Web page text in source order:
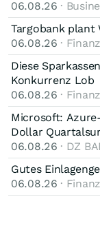
06.08.26 ·
Targobank plant
06.08.26 ·
Diese
Konkurrenz Lob
06.08.26 ·
Microsoft:
Dollar
06.08.26 · DZ
Gutes
06.08.26 ·